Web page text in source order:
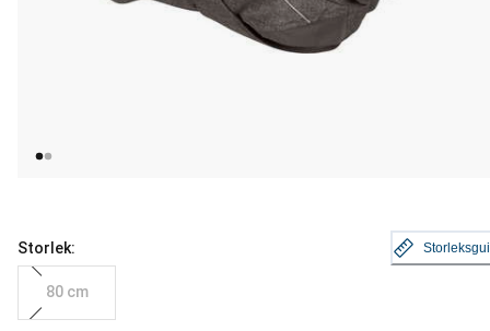
Storlek:
80 cm